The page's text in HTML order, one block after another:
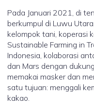
Pada Januari 2021, di
berkumpul di Luwu
kelompok tani, koperasi
Sustainable Farming in
Indonesia, kolaborasi
dan Mars dengan
memakai masker dan
satu tujuan: menggali
kakao.